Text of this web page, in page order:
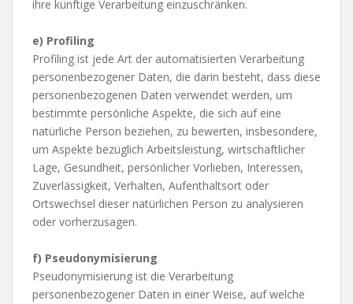
ihre künftige Verarbeitung einzuschränken.
e) Profiling
Profiling ist jede Art der automatisierten Verarbeitung
personenbezogener Daten, die darin besteht, dass diese
personenbezogenen Daten verwendet werden, um
bestimmte persönliche Aspekte, die sich auf eine
natürliche Person beziehen, zu bewerten, insbesondere,
um Aspekte bezüglich Arbeitsleistung, wirtschaftlicher
Lage, Gesundheit, persönlicher Vorlieben, Interessen,
Zuverlässigkeit, Verhalten, Aufenthaltsort oder
Ortswechsel dieser natürlichen Person zu analysieren
oder vorherzusagen.
f) Pseudonymisierung
Pseudonymisierung ist die Verarbeitung
personenbezogener Daten in einer Weise, auf welche